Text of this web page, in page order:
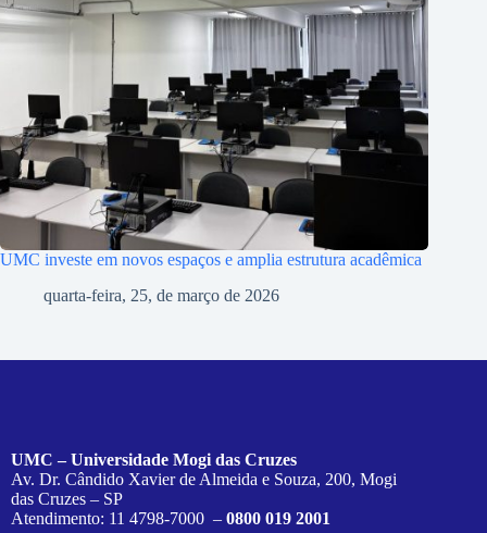
UMC investe em novos espaços e amplia estrutura acadêmica
quarta-feira, 25, de março de 2026
UMC – Universidade Mogi das Cruzes
Av. Dr. Cândido Xavier de Almeida e Souza, 200, Mogi
das Cruzes – SP
Atendimento: 11 4798-7000 – 0800 019 2001